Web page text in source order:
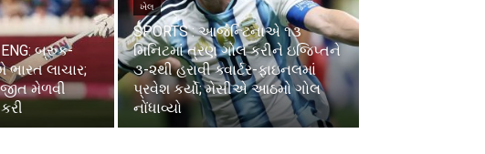
ENG: બ્રુક-
ભારત લાચાર;
મેળવી
ખેલ
SPORTS : આર્જેન્ટિનાએ ૧૩
મિનિટમાં ત્રણ ગોલ કરીને ઇજિપ્તને
૩-૨થી હરાવી ક્વાર્ટર-ફાઇનલમાં
પ્રવેશ કર્યો; મેસીએ આઠમો ગોલ
નોંધાવ્યો